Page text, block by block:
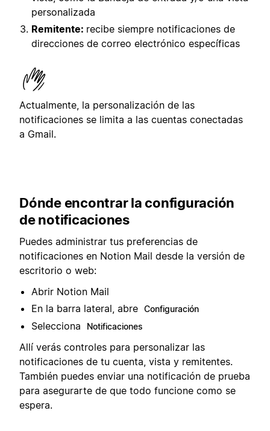
personalizada
Remitente: recibe siempre notificaciones de
direcciones de correo electrónico específicas
Actualmente, la personalización de las
notificaciones se limita a las cuentas conectadas
a Gmail.
Dónde encontrar la configuración
de notificaciones
Puedes administrar tus preferencias de
notificaciones en Notion Mail desde la versión de
escritorio o web:
Abrir Notion Mail
En la barra lateral, abre Configuración
Selecciona Notificaciones
Allí verás controles para personalizar las
notificaciones de tu cuenta, vista y remitentes.
También puedes enviar una notificación de prueba
para asegurarte de que todo funcione como se
espera.